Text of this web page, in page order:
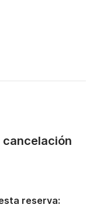
reserva: